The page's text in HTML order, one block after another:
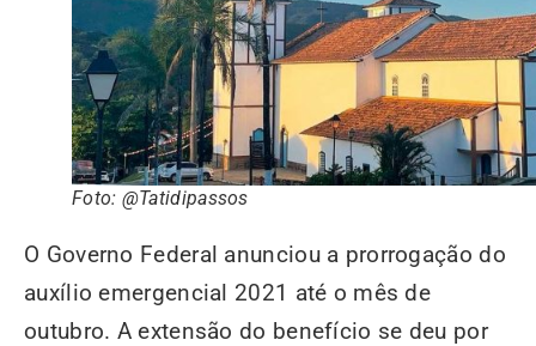
Foto: @Tatidipassos
O Governo Federal anunciou a prorrogação do
auxílio emergencial 2021 até o mês de
outubro. A extensão do benefício se deu por